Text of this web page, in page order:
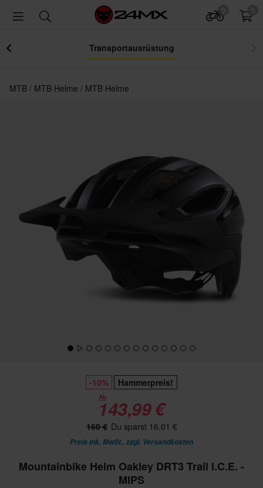
Transportausrüstung
MTB MTB Helme MTB Helme
-10% Hammerpreis!
Ab
143,99 €
160 € Du sparst 16,01 €
Preis ink. MwSt., zzgl. Versandkosten
Mountainbike Helm Oakley DRT3 Trail I.C.E. -
MIPS